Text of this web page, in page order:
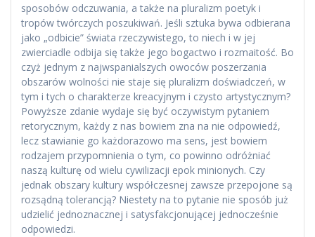
sposobów odczuwania, a także na pluralizm poetyk i
tropów twórczych poszukiwań. Jeśli sztuka bywa odbierana
jako „odbicie” świata rzeczywistego, to niech i w jej
zwierciadle odbija się także jego bogactwo i rozmaitość. Bo
czyż jednym z najwspanialszych owoców poszerzania
obszarów wolności nie staje się pluralizm doświadczeń, w
tym i tych o charakterze kreacyjnym i czysto artystycznym?
Powyższe zdanie wydaje się być oczywistym pytaniem
retorycznym, każdy z nas bowiem zna na nie odpowiedź,
lecz stawianie go każdorazowo ma sens, jest bowiem
rodzajem przypomnienia o tym, co powinno odróżniać
naszą kulturę od wielu cywilizacji epok minionych. Czy
jednak obszary kultury współczesnej zawsze przepojone są
rozsądną tolerancją? Niestety na to pytanie nie sposób już
udzielić jednoznacznej i satysfakcjonującej jednocześnie
odpowiedzi.